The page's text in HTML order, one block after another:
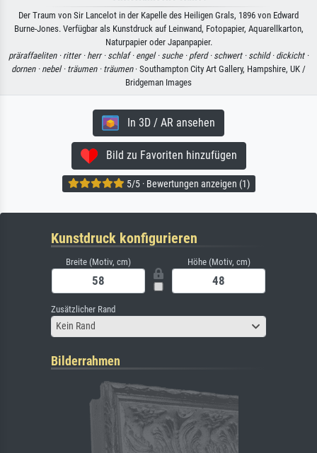
Der Traum von Sir Lancelot in der Kapelle des Heiligen Grals, 1896 von Edward
Burne-Jones. Verfügbar als Kunstdruck auf Leinwand, Fotopapier, Aquarellkarton,
Naturpapier oder Japanpapier.
präraffaeliten · ritter · herr · schlaf · engel · suche · pferd · schwert · schild · dickicht ·
dornen · nebel · träumen · träumen· Southampton City Art Gallery, Hampshire, UK /
Bridgeman Images
In 3D / AR ansehen
Bild zu Favoriten hinzufügen
5/5 · Bewertungen anzeigen (1)
Kunstdruck konfigurieren
Breite (Motiv, cm) Höhe (Motiv, cm)
Zusätzlicher Rand
Kein Rand
Bilderrahmen